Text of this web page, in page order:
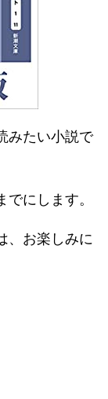
みたい小説で
にします。
、お楽しみに